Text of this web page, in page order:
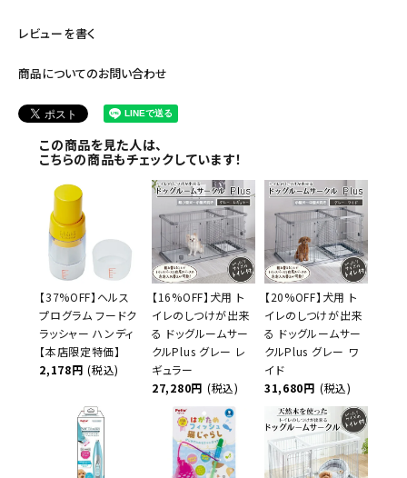
レビューを書く
商品についてのお問い合わせ
この商品を見た人は、
こちらの商品もチェックしています！
【37%OFF】ヘルス
プログラム フードク
ラッシャー ハンディ
【本店限定特価】
2,178円 (税込)
【16%OFF】犬用 ト
イレのしつけが出来
る ドッグルームサー
クルPlus グレー レ
ギュラー
27,280円 (税込)
【20%OFF】犬用 ト
イレのしつけが出来
る ドッグルームサー
クルPlus グレー ワ
イド
31,680円 (税込)